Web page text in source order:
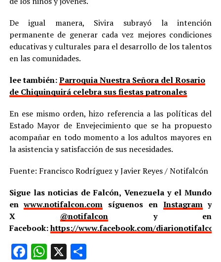
De igual manera, Sivira subrayó la intención
permanente de generar cada vez mejores condiciones
educativas y culturales para el desarrollo de los talentos
en las comunidades.
lee también:Parroquia Nuestra Señora del Rosario
de Chiquinquirá celebra sus fiestas patronales
En ese mismo orden, hizo referencia a las políticas del
Estado Mayor de Envejecimiento que se ha propuesto
acompañar en todo momento a los adultos mayores en
la asistencia y satisfacción de sus necesidades.
Fuente: Francisco Rodríguez y Javier Reyes / Notifalcón
Sigue las noticias de Falcón, Venezuela y el Mundo
enwww.notifalcon.com síguenos en Instagramy
X @notifalcon y en
Facebook:https://www.facebook.com/
Facebook
WhatsApp
X